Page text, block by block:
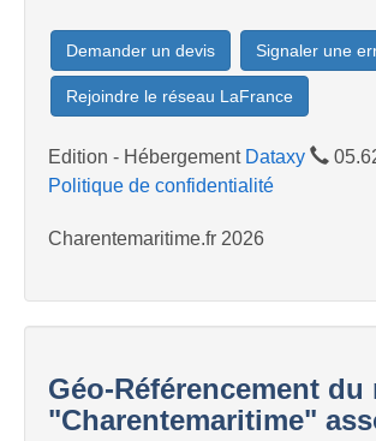
Demander un devis Signaler une
Rejoindre le réseau LaFrance
Edition - Hébergement Dataxy
Politique de confidentialité
Charentemaritime.fr 2026
Géo-Référencement du
"Charentemaritime"